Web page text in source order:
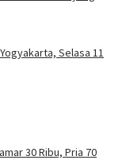
Selasa 11
30 Ribu, Pria 70